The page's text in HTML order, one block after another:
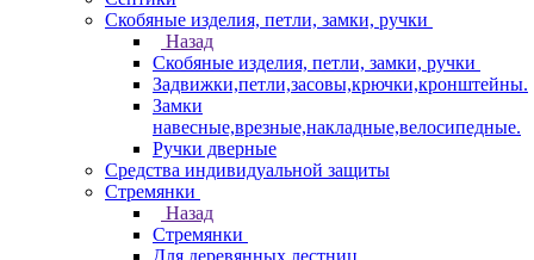
Скобяные изделия, петли, замки, ручки
Назад
Скобяные изделия, петли, замки, ручки
Задвижки,петли,засовы,крючки,кронштейны.
Замки
навесные,врезные,накладные,велосипедные.
Ручки дверные
Средства индивидуальной защиты
Стремянки
Назад
Стремянки
Для деревянных лестниц